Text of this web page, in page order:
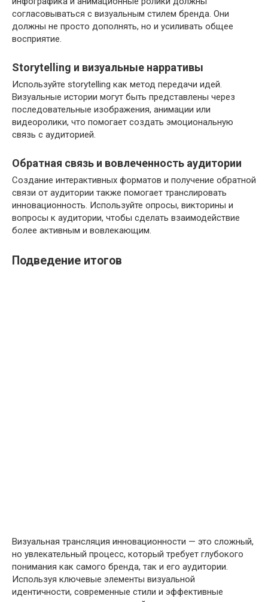
согласовываться с визуальным стилем бренда. Они
должны не просто дополнять, но и усиливать общее
восприятие.
Storytelling и визуальные нарративы
Используйте storytelling как метод передачи идей.
Визуальные истории могут быть представлены через
последовательные изображения, анимации или
видеоролики, что помогает создать эмоциональную
связь с аудиторией.
Обратная связь и вовлеченность аудитории
Создание интерактивных форматов и получение обратной
связи от аудитории также помогает транслировать
инновационность. Используйте опросы, викторины и
вопросы к аудитории, чтобы сделать взаимодействие
более активным и вовлекающим.
Подведение итогов
Визуальная трансляция инновационности — это сложный,
но увлекательный процесс, который требует глубокого
понимания как самого бренда, так и его аудитории.
Используя ключевые элементы визуальной
идентичности, современные стили и эффективные